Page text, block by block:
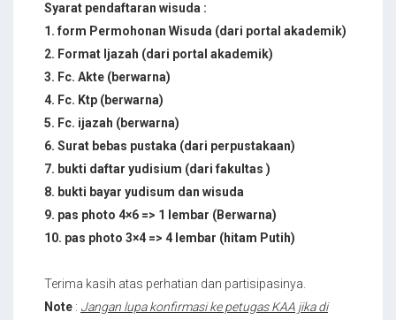
Syarat pendaftaran wisuda :
1. form Permohonan Wisuda (dari portal akademik)
2. Format Ijazah (dari portal akademik)
3. Fc. Akte (berwarna)
4. Fc. Ktp (berwarna)
5. Fc. ijazah (berwarna)
6. Surat bebas pustaka (dari perpustakaan)
7. bukti daftar yudisium (dari fakultas )
8. bukti bayar yudisum dan wisuda
9. pas photo 4×6 => 1 lembar (Berwarna)
10. pas photo 3×4 => 4 lembar (hitam Putih)
Terima kasih atas perhatian dan partisipasinya.
Note : Jangan lupa konfirmasi ke petugas KAA jika di